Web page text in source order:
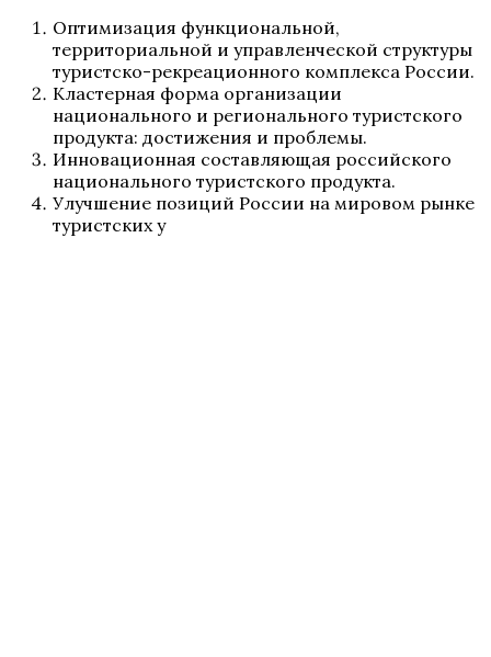
Оптимизация функциональной,
территориальной и управленческой структуры
туристско-рекреационного комплекса России.
Кластерная форма организации
национального и регионального туристского
продукта: достижения и проблемы.
Инновационная составляющая российского
национального туристского продукта.
Улучшение позиций России на мировом рынке
туристских у